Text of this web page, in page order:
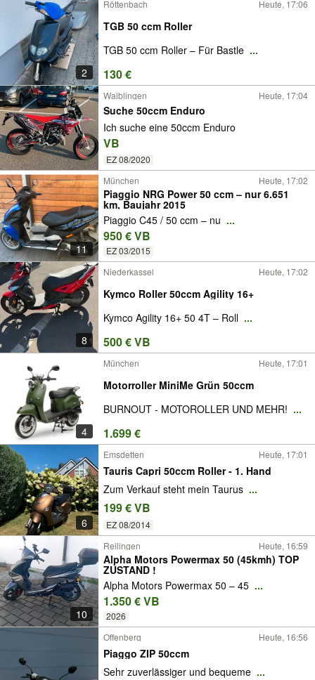
2
Röttenbach Heute, 17:06
TGB 50 ccm Roller
TGB 50 ccm Roller – Für Bastle ...
130 €
Waiblingen Heute, 17:04
Suche 50ccm Enduro
Ich suche eine 50ccm Enduro
VB
EZ 08/2020
11
München Heute, 17:02
Piaggio NRG Power 50 ccm – nur 6.651
km, Baujahr 2015
Piaggio C45 / 50 ccm – nu ...
950 € VB
EZ 03/2015
8
Niederkassel Heute, 17:02
Kymco Roller 50ccm Agility 16+
Kymco Agility 16+ 50 4T – Roll ...
500 € VB
4
München Heute, 17:01
Motorroller MiniMe Grün 50ccm
BURNOUT - MOTOROLLER UND MEHR! ...
1.699 €
6
Emsdetten Heute, 17:01
Tauris Capri 50ccm Roller - 1. Hand
Zum Verkauf steht mein Taurus ...
199 € VB
EZ 08/2014
10
Reilingen Heute, 16:59
Alpha Motors Powermax 50 (45kmh) TOP
ZUSTAND !
Alpha Motors Powermax 50 – 45 ...
1.350 € VB
2026
Offenberg Heute, 16:56
Piaggo ZIP 50ccm
Sehr zuverlässiger und bequeme ...